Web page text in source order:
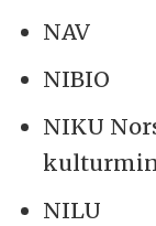
NAV
NIBIO
NIKU
NILU